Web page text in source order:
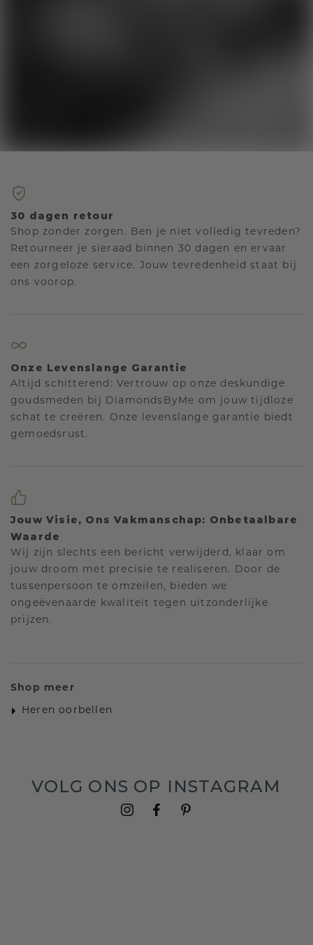
30 dagen retour
Shop zonder zorgen. Ben je niet volledig tevreden?
Retourneer je sieraad binnen 30 dagen en ervaar
een zorgeloze service. Jouw tevredenheid staat bij
ons voorop.
Onze Levenslange Garantie
Altijd schitterend: Vertrouw op onze deskundige
goudsmeden bij DiamondsByMe om jouw tijdloze
schat te creëren. Onze levenslange garantie biedt
gemoedsrust.
Jouw Visie, Ons Vakmanschap: Onbetaalbare
Waarde
Wij zijn slechts een bericht verwijderd, klaar om
jouw droom met precisie te realiseren. Door de
tussenpersoon te omzeilen, bieden we
ongeëvenaarde kwaliteit tegen uitzonderlijke
prijzen.
Shop meer
Heren oorbellen
VOLG ONS OP INSTAGRAM